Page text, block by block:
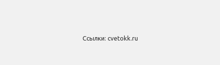
Ссылки: cvetokk.ru